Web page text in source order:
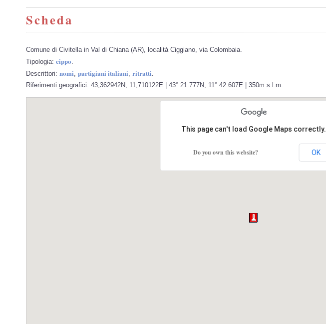
Scheda
Comune di Civitella in Val di Chiana (AR), località Ciggiano, via Colombaia.
Tipologia: cippo.
Descrittori: nomi, partigiani italiani, ritratti.
Riferimenti geografici: 43,362942N, 11,710122E | 43° 21.777N, 11° 42.607E | 350m s.l.m.
This page can't load Google Maps correctly.
Do you own this website? OK